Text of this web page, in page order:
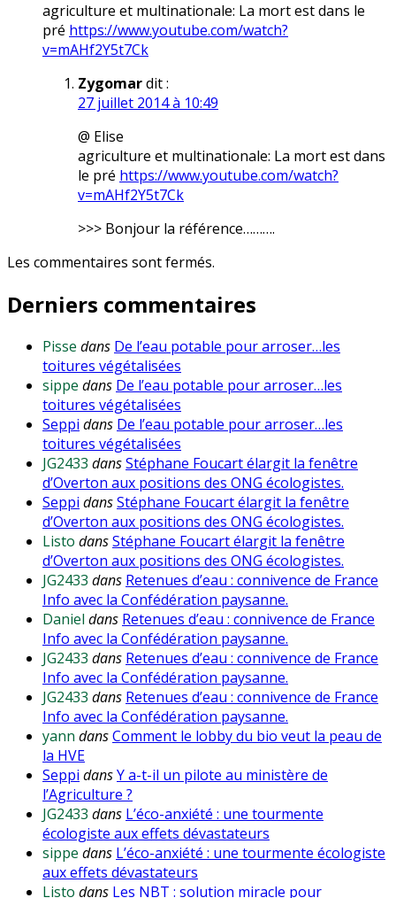
agriculture et multinationale: La mort est dans le
pré https://www.youtube.com/watch?
v=mAHf2Y5t7Ck
Zygomardit :
27 juillet 2014 à 10:49
@ Elise
agriculture et multinationale: La mort est dans
le pré https://www.youtube.com/watch?
v=mAHf2Y5t7Ck
>>> Bonjour la référence……….
Les commentaires sont fermés.
Derniers commentaires
Pisse dans De l’eau potable pour arroser…les
toitures végétalisées
sippe dans De l’eau potable pour arroser…les
toitures végétalisées
Seppi dans De l’eau potable pour arroser…les
toitures végétalisées
JG2433 dansStéphane Foucart élargit la fenêtre
d’Overton aux positions des ONG écologistes.
Seppi dansStéphane Foucart élargit la fenêtre
d’Overton aux positions des ONG écologistes.
Listo dansStéphane Foucart élargit la fenêtre
d’Overton aux positions des ONG écologistes.
JG2433 dans Retenues d’eau : connivence de France
Info avec la Confédération paysanne.
Daniel dans Retenues d’eau : connivence de France
Info avec la Confédération paysanne.
JG2433 dans Retenues d’eau : connivence de France
Info avec la Confédération paysanne.
JG2433 dans Retenues d’eau : connivence de France
Info avec la Confédération paysanne.
yann dansComment le lobby du bio veut la peau de
la HVE
Seppi dansY a-t-il un pilote au ministère de
l’Agriculture ?
JG2433 dans L’éco-anxiété : une tourmente
écologiste aux effets dévastateurs
sippe dans L’éco-anxiété : une tourmente écologiste
aux effets dévastateurs
Listo dans Les NBT : solution miracle pour